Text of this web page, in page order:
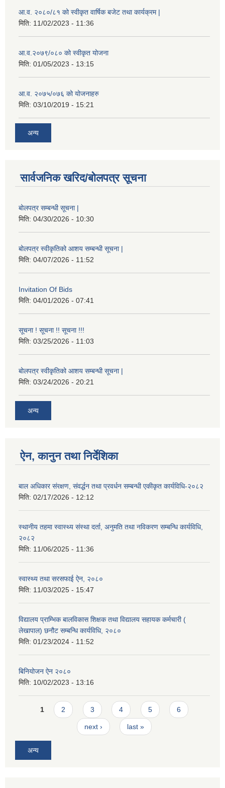
आ.व. २०८०/८१ को स्वीकृत वार्षिक बजेट तथा कार्यक्रम |
मिति: 11/02/2023 - 11:36
आ.व.२०७९/०८० को स्वीकृत योजना
मिति: 01/05/2023 - 13:15
आ.व. २०७५/०७६ को योजनाहरु
मिति: 03/10/2019 - 15:21
अन्य
सार्वजनिक खरिद/बोलपत्र सूचना
बोलपत्र सम्बन्धी सूचना |
मिति: 04/30/2026 - 10:30
बोलपत्र स्वीकृतिको आशय सम्बन्धी सूचना |
मिति: 04/07/2026 - 11:52
Invitation Of Bids
मिति: 04/01/2026 - 07:41
सूचना ! सूचना !! सूचना !!!
मिति: 03/25/2026 - 11:03
बोलपत्र स्वीकृतिको आशय सम्बन्धी सूचना |
मिति: 03/24/2026 - 20:21
अन्य
ऐन, कानुन तथा निर्देशिका
बाल अधिकार संरक्षण, संवर्द्धन तथा प्रवर्धन सम्बन्धी एकीकृत कार्यविधि-२०८२
मिति: 02/17/2026 - 12:12
स्थानीय तहमा स्वास्थ्य संस्था दर्ता, अनुमति तथा नविकरण सम्बन्धि कार्यविधि,
२०८२
मिति: 11/06/2025 - 11:36
स्वास्थ्य तथा सरसफाई ऐन, २०८०
मिति: 11/03/2025 - 15:47
विद्यालय प्राम्भिक बालविकास शिक्षक तथा विद्यालय सहायक कर्मचारी (
लेखापाल) छनौट सम्बन्धि कार्यविधि, २०८०
मिति: 01/23/2024 - 11:52
बिनियोजन ऐन २०८०
मिति: 10/02/2023 - 13:16
Pages
1 2 3 4 5 6
next › last »
अन्य